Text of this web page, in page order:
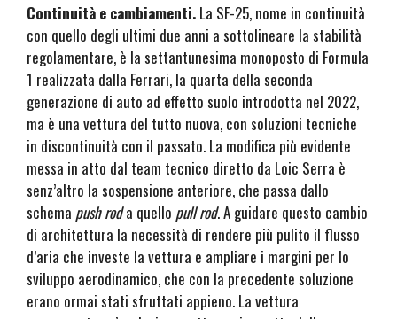
Continuità e cambiamenti. La SF-25, nome in continuità
con quello degli ultimi due anni a sottolineare la stabilità
regolamentare, è la settantunesima monoposto di Formula
1 realizzata dalla Ferrari, la quarta della seconda
generazione di auto ad effetto suolo introdotta nel 2022,
ma è una vettura del tutto nuova, con soluzioni tecniche
in discontinuità con il passato. La modifica più evidente
messa in atto dal team tecnico diretto da Loic Serra è
senz’altro la sospensione anteriore, che passa dallo
schema push roda quello pull rod. A guidare questo cambio
di architettura la necessità di rendere più pulito il flusso
d’aria che investe la vettura e ampliare i margini per lo
sviluppo aerodinamico, che con la precedente soluzione
erano ormai stati sfruttati appieno. La vettura